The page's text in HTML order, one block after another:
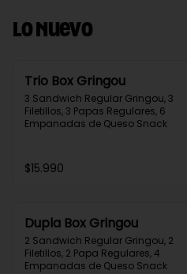
Lo Nuevo
Trio Box Gringou
3 Sandwich Regular Gringou, 3
Filetillos, 3 Papas Regulares, 6
Empanadas de Queso Snack
$15.990
Dupla Box Gringou
2 Sandwich Regular Gringou, 2
Filetillos, 2 Papa Regulares, 4
Empanadas de Queso Snack